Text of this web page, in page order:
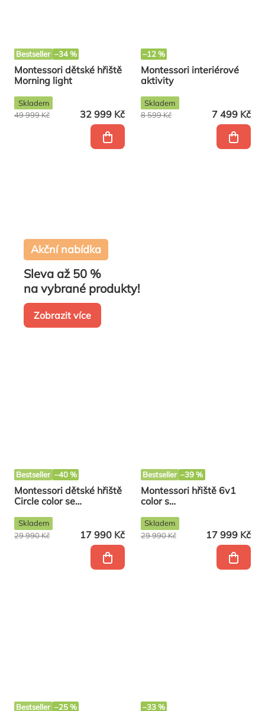
Bestseller –34 %
Montessori dětské hřiště
Morning light
32 999 Kč
49 999 Kč
Skladem
–12 %
Montessori interiérové
aktivity
7 499 Kč
8 599 Kč
Skladem
Akční nabídka
Sleva až 50 %
na vybrané produkty!
Zobrazit více
Bestseller –40 %
Montessori dětské hřiště
Circle color se
17 990 Kč
29 990 Kč
Skladem
Bestseller –39 %
Montessori hřiště 6v1
color s
prvky a matrací
PREMIUM
17 999 Kč
29 990 Kč
Skladem
Bestseller –25 % –33 %